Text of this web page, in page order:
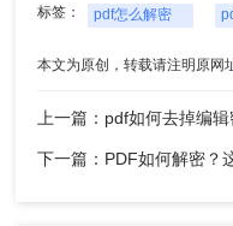
标签： pdf怎么解密
本文为原创，转载请注明原网
下一篇：PDF如何解密？